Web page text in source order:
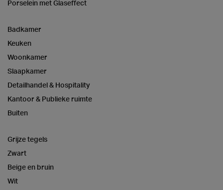
Porselein met Glaseffect
Badkamer
Keuken
Woonkamer
Slaapkamer
Detailhandel & Hospitality
Kantoor & Publieke ruimte
Buiten
Grijze tegels
Zwart
Beige en bruin
Wit